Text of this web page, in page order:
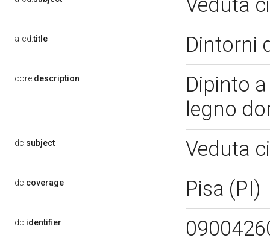
Veduta
a-cd:title Dintorni
core:description
Dipinto
legno
dc:subject Veduta
dc:coverage Pisa (PI)
dc:identifier